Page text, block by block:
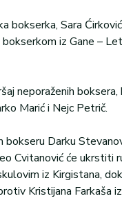
bokserka, Sara
iz Gane –
neporaženih boksera,
Marić i Nejc Petrič.
bokseru Darku
Cvitanović će ukrstiti
iz Kirgistana,
Kristijana Farkaša